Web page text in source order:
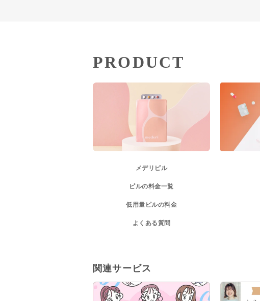
PRODUCT
メデリピル
ピルの料金一覧
低用量ピルの料金
よくある質問
関連サービス